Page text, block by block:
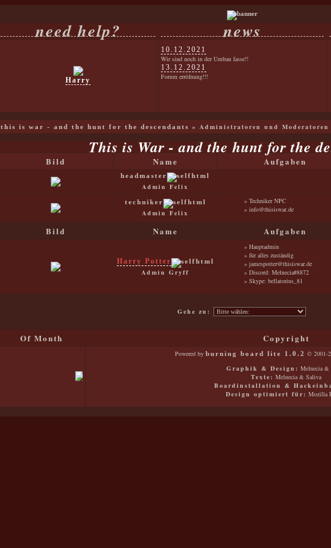
need help? news
Harry
10.12.2021
Wir sind noch in der Umbau fasse!!
13.12.2021
Forum erröfnung!!!
this is war - and the hunt for the descendants » Administratoren und Moderatoren
This is War - and the hunt for the
Bild Name Aufgaben
headmaster
Admin Felix
techniker
Admin Felix
» Techniker NPC
» info@thisiswar.de
Bild Name Aufgaben
Harry Potter
Admin Gryff
» Hauptadmin
» für alles zuständig
» jamespotter@thisiswar.de
» Discord: Melnecia#8872
» Skype: bellatorius_81
Gehe zu:
Of Month Copyright
Powered by burning board lite 1.0.2 © 2001-
Graphik & Design: Melnecia &
Texte: Melnecia & Saliva
Boardinstallation &
Design optimiert für: Mozilla